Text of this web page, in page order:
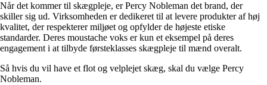
Når det kommer til skægpleje, er Percy Nobleman det brand, der
skiller sig ud. Virksomheden er dedikeret til at levere produkter af høj
kvalitet, der respekterer miljøet og opfylder de højeste etiske
standarder. Deres moustache voks er kun et eksempel på deres
engagement i at tilbyde førsteklasses skægpleje til mænd overalt.
Så hvis du vil have et flot og velplejet skæg, skal du vælge Percy
Nobleman.